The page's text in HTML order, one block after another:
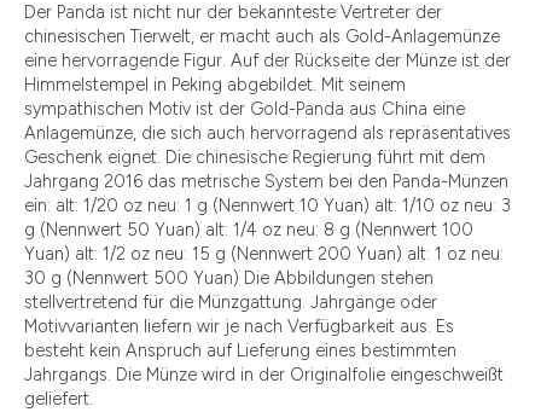
Der Panda ist nicht nur der bekannteste Vertreter der
chinesischen Tierwelt, er macht auch als Gold-Anlagemünze
eine hervorragende Figur. Auf der Rückseite der Münze ist der
Himmelstempel in Peking abgebildet. Mit seinem
sympathischen Motiv ist der Gold-Panda aus China eine
Anlagemünze, die sich auch hervorragend als repräsentatives
Geschenk eignet. Die chinesische Regierung führt mit dem
Jahrgang 2016 das metrische System bei den Panda-Münzen
ein: alt: 1/20 oz neu: 1 g (Nennwert 10 Yuan) alt: 1/10 oz neu: 3
g (Nennwert 50 Yuan) alt: 1/4 oz neu: 8 g (Nennwert 100
Yuan) alt: 1/2 oz neu: 15 g (Nennwert 200 Yuan) alt: 1 oz neu:
30 g (Nennwert 500 Yuan) Die Abbildungen stehen
stellvertretend für die Münzgattung. Jahrgänge oder
Motivvarianten liefern wir je nach Verfügbarkeit aus. Es
besteht kein Anspruch auf Lieferung eines bestimmten
Jahrgangs. Die Münze wird in der Originalfolie eingeschweißt
geliefert.